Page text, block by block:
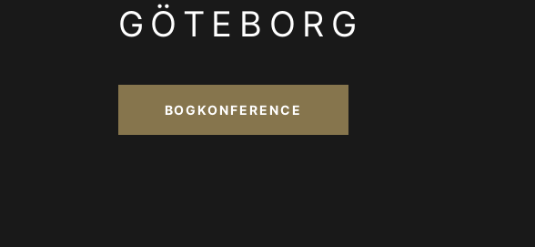
GÖTEBORG
BOGKONFERENCE